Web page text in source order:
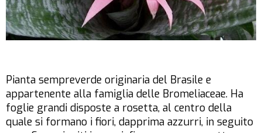
Pianta sempreverde originaria del Brasile e
appartenente alla famiglia delle Bromeliaceae. Ha
foglie grandi disposte a rosetta, al centro della
quale si formano i fiori, dapprima azzurri, in seguito